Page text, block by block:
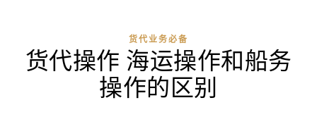
货代业务必备
货代操作 海运操作和船务
操作的区别